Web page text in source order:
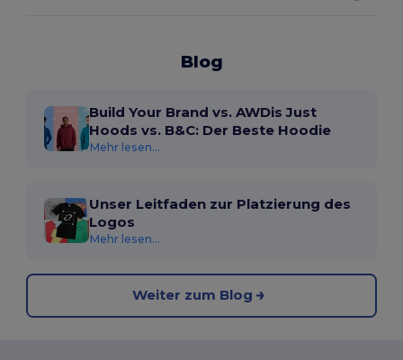
Blog
Build Your Brand vs. AWDis Just
Hoods vs. B&C: Der Beste Hoodie
Mehr lesen...
Unser Leitfaden zur Platzierung des
Logos
Mehr lesen...
Weiter zum Blog